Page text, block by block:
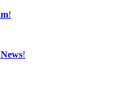
!
!